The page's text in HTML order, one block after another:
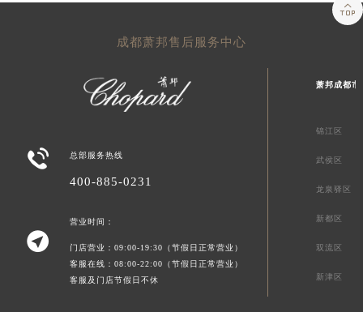
成都萧邦售后服务中心
 总部服务热线
400-885-0231

营业时间：
门店营业：09:00-19:30（节假日正常营业）
客服在线：08:00-22:00（节假日正常营业）
客服及门店节假日不休
萧邦成都市
锦江区
武侯区
龙泉驿区
新都区
双流区
新津区
